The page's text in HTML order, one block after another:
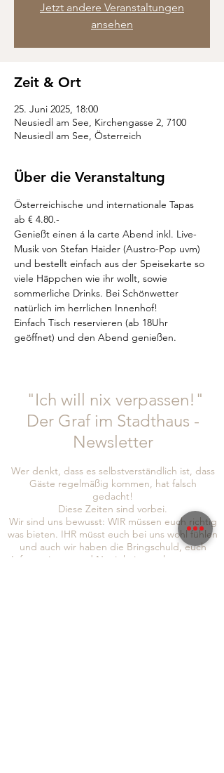
Jetzt andere Veranstaltungen
ansehen
Zeit & Ort
25. Juni 2025, 18:00
Neusiedl am See, Kirchengasse 2, 7100
Neusiedl am See, Österreich
Über die Veranstaltung
Österreichische und internationale Tapas
ab € 4.80.-
Genießt einen á la carte Abend inkl. Live-
Musik von Stefan Haider (Austro-Pop uvm)
und bestellt einfach aus der Speisekarte so
viele Häppchen wie ihr wollt, sowie
sommerliche Drinks. Bei Schönwetter
natürlich im herrlichen Innenhof!
Einfach Tisch reservieren (ab 18Uhr
geöffnet) und den Abend genießen.
"Ich will nix verpassen!"
Der Graf im Stadthaus -
Newsletter
Wer denkt, dass es selbstverständlich ist, dass
Gäste regelmäßig kommen, hat falsch
gedacht!
Diese Zeiten sind vorbei.
Wir sind uns bewusst: WIR müssen euch richtig
was bieten. IHR müsst euch bei uns wohl fühlen
und auch wir haben die Bringschuld, euch
Informationen und Neuigkeiten zukommen zu